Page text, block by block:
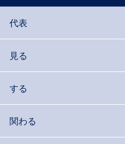
代表
見る
する
関わる